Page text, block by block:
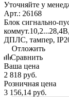
Уточняйте у
Арт.: 26168
Блок сигнально-
ДПЛС, тампер,
Отложить
Сравнить
Ваша цена
2 818 руб.
Розничная цена
3 156,14 руб.